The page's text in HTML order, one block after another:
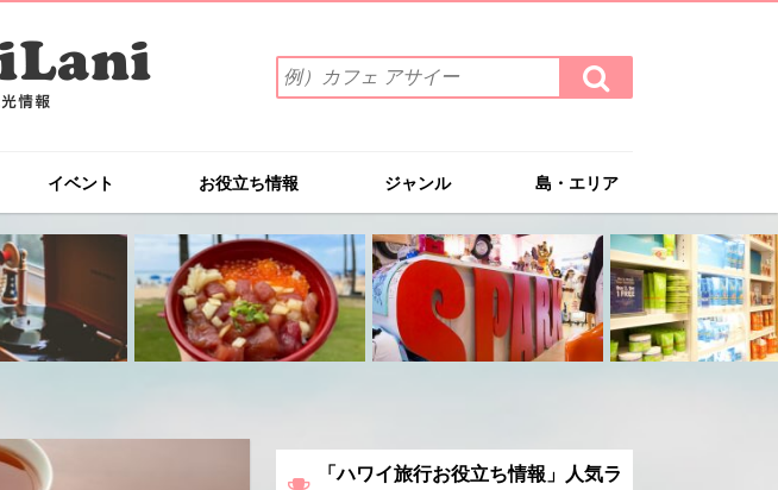
索
ワ
を
入
力
(例）
カ
フ
ェ
イ
ー
検
索
す
イベント お役立ち情報 ジャンル 島・エリア
「ハワイ旅行お役立ち情報」人気ラ